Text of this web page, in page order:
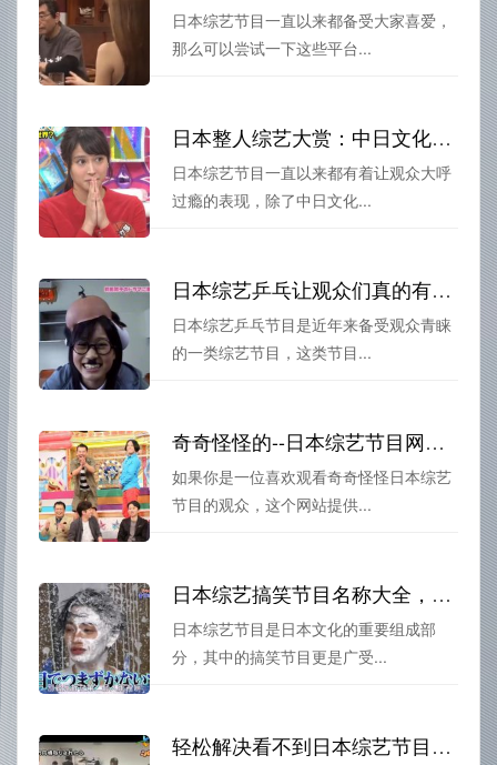
日本综艺节目一直以来都备受大家喜爱，
那么可以尝试一下这些平台...
日本整人综艺大赏：中日文化差异引猜想
日本综艺节目一直以来都有着让观众大呼
过瘾的表现，除了中日文化...
日本综艺乒乓让观众们真的有机会学会打乒乓球吗？
日本综艺乒乓节目是近年来备受观众青睐
的一类综艺节目，这类节目...
奇奇怪怪的--日本综艺节目网址是什么啊？这个网站太有趣了
如果你是一位喜欢观看奇奇怪怪日本综艺
节目的观众，这个网站提供...
日本综艺搞笑节目名称大全，让你开心到爆
日本综艺节目是日本文化的重要组成部
分，其中的搞笑节目更是广受...
轻松解决看不到日本综艺节目的难题